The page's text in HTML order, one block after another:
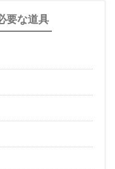
要な道具